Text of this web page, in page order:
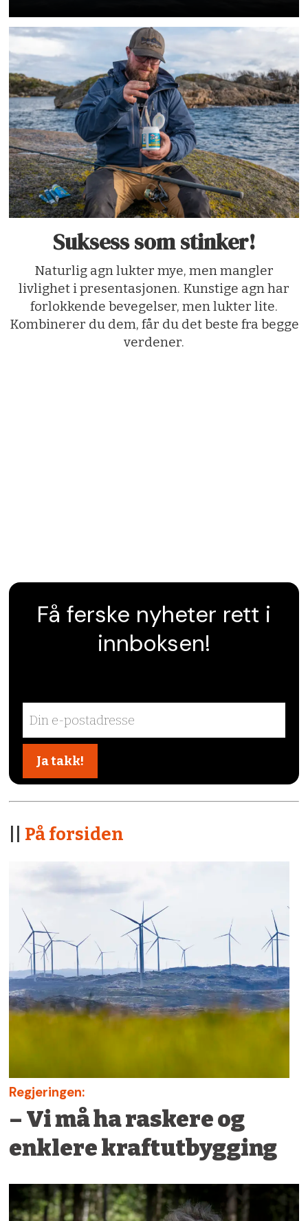
Suksess som stinker!
Naturlig agn lukter mye, men mangler
livlighet i presentasjonen. Kunstige agn har
forlokkende bevegelser, men lukter lite.
Kombinerer du dem, får du det beste fra begge
verdener.
Få ferske nyheter rett i
innboksen!
På forsiden
Regjeringen:
– Vi må ha raskere og
enklere kraftutbygging